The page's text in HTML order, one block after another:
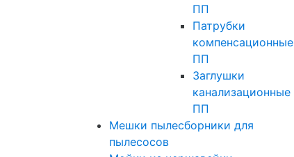
ПП
Патрубки
компенсационные
ПП
Заглушки
канализационные
ПП
Мешки пылесборники для
пылесосов